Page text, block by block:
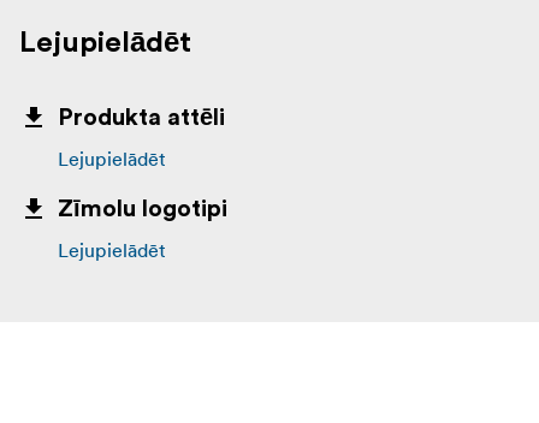
Lejupielādēt
Produkta attēli
Lejupielādēt
Zīmolu logotipi
Lejupielādēt